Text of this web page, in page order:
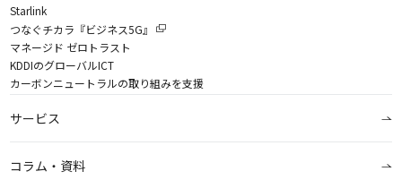
Starlink
つなぐチカラ『ビジネス5G』
マネージド ゼロトラスト
KDDIのグローバルICT
カーボンニュートラルの取り組みを支援
サービス
コラム・資料